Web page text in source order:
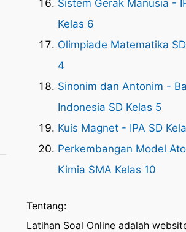
Sistem Gerak Manusia -
Kelas 6
Olimpiade Matematika
4
Sinonim dan Antonim -
Indonesia SD Kelas 5
Kuis Magnet - IPA SD
Perkembangan Model
Kimia SMA Kelas 10
Tentang:
Latihan Soal Online adalah